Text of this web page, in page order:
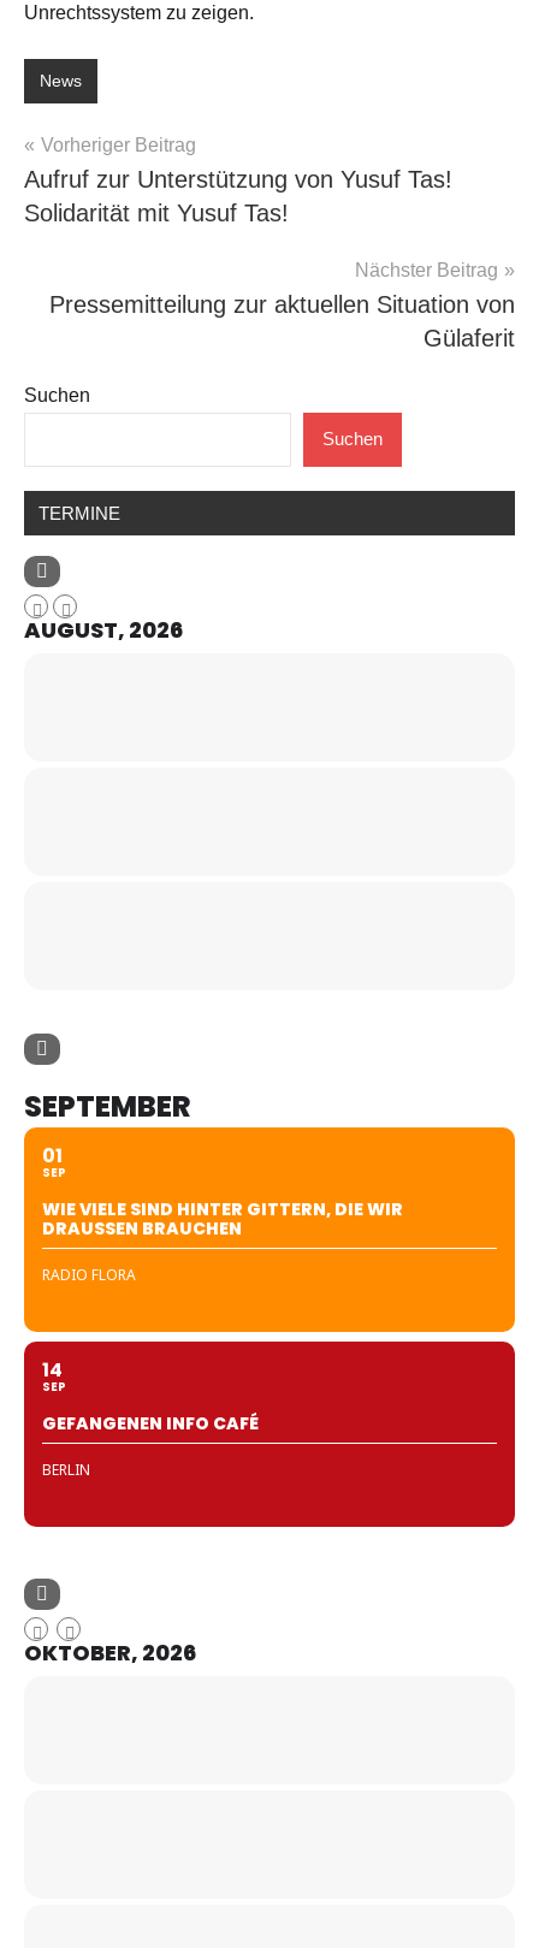
Unrechtssystem zu zeigen.
News
Beitragsnavigation
Vorheriger Beitrag
Aufruf zur Unterstützung von Yusuf Tas!
Solidarität mit Yusuf Tas!
Nächster Beitrag
Pressemitteilung zur aktuellen Situation von
Gülaferit
Suchen
Suchen
TERMINE
AUGUST, 2026
SEPTEMBER
01
SEP
WIE VIELE SIND HINTER GITTERN, DIE WIR
DRAUSSEN BRAUCHEN
RADIO FLORA
14
SEP
GEFANGENEN INFO CAFÉ
BERLIN
OKTOBER, 2026